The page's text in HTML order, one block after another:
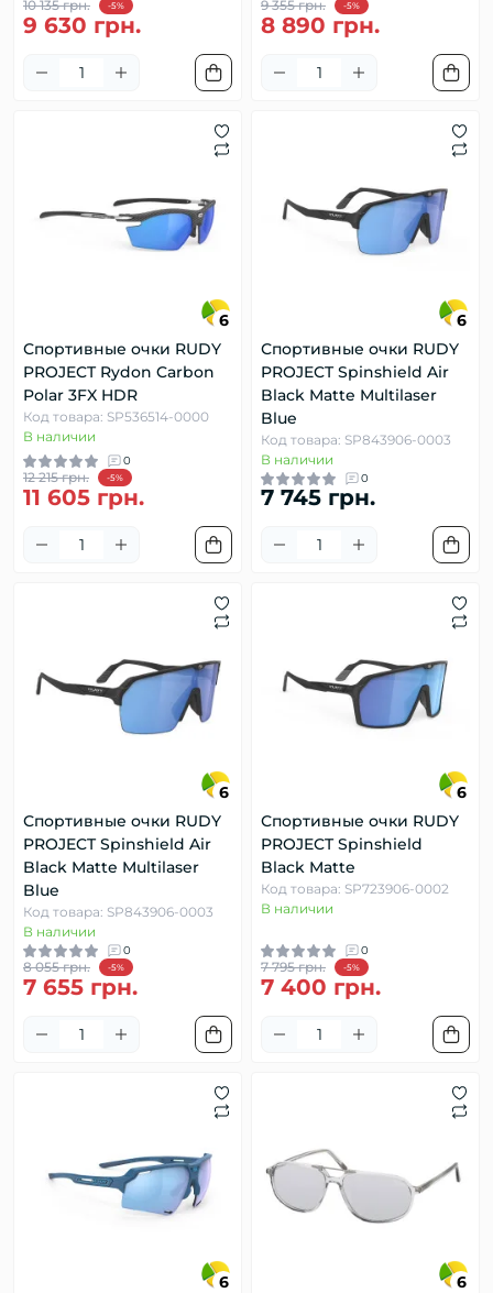
10 135 грн. -5%
9 630 грн.
9 355 грн. -5%
8 890 грн.
6
Спортивные очки RUDY
PROJECT Rydon Carbon
Polar 3FX HDR
Код товара: SP536514-0000
В наличии
0
12 215 грн. -5%
11 605 грн.
6
Спортивные очки RUDY
PROJECT Spinshield Air
Black Matte Multilaser
Blue
Код товара: SP843906-0003
В наличии
0
7 745 грн.
6
Спортивные очки RUDY
PROJECT Spinshield Air
Black Matte Multilaser
Blue
Код товара: SP843906-0003
В наличии
0
8 055 грн. -5%
7 655 грн.
6
Спортивные очки RUDY
PROJECT Spinshield
Black Matte
Код товара: SP723906-0002
В наличии
0
7 795 грн. -5%
7 400 грн.
6
6